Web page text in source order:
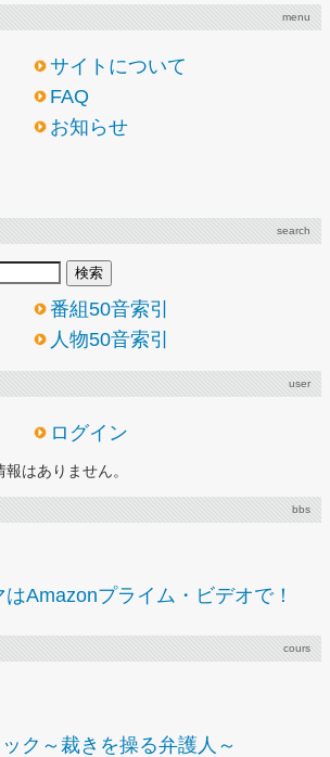
menu
サイトについて
FAQ
お知らせ
search
番組50音索引
人物50音索引
user
ログイン
はありません。
bbs
Amazonプライム・ビデオで！
cours
ク～裁きを操る弁護人～